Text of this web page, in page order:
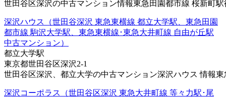
世田谷区深沢の中古マンション情報東急田園都市線 桜新町駅
深沢ハウス（世田谷深沢 東急東横線 都立大学駅、東急田園
都市線 駒沢大学駅、東急東横線･東急大井町線 自由が丘駅
中古マンション）
都立大学駅
東京都世田谷区深沢2-1
世田谷区深沢、都立大学の中古マンション深沢ハウス 情報東
深沢コーポラス（世田谷区深沢 東急大井町線 等々力駅･尾